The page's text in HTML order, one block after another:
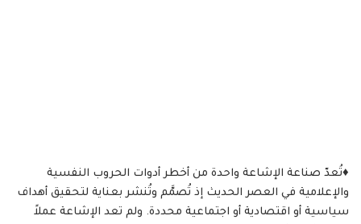
♦️تُعدّ صناعة الإشاعة واحدة من أخطر أدوات الحروب النفسية
والإعلامية في العصر الحديث إذ تُصمَّم وتُنشر بعناية لتحقيق أهداف
سياسية أو اقتصادية أو اجتماعية محددة. ولم تعد الإشاعة عملاً